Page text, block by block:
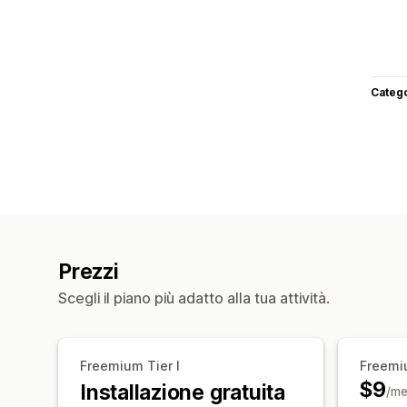
Prezzi
Scegli il piano più adatto alla tua attività.
Freemium Tier I
Installazione gratuita $9/